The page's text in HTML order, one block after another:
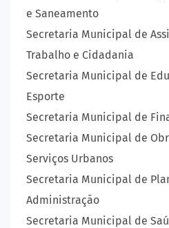
e Saneamento
Secretaria Municipal de
Trabalho e Cidadania
Secretaria Municipal de
Esporte
Secretaria Municipal de
Secretaria Municipal de
Serviços Urbanos
Secretaria Municipal de
Administração
Secretaria Municipal de